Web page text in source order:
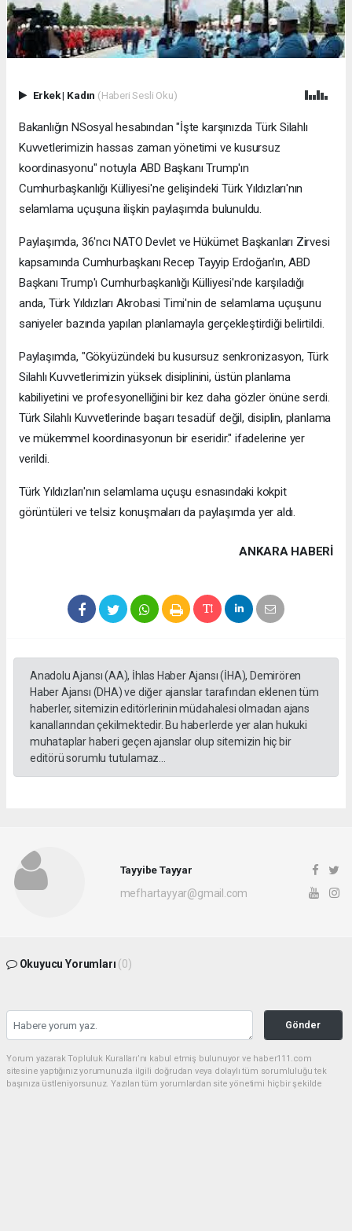
Erkek| Kadın (Haberi Sesli Oku)
Bakanlığın NSosyal hesabından "İşte karşınızda Türk Silahlı
Kuvvetlerimizin hassas zaman yönetimi ve kusursuz
koordinasyonu" notuyla ABD Başkanı Trump'ın
Cumhurbaşkanlığı Külliyesi'ne gelişindeki Türk Yıldızları'nın
selamlama uçuşuna ilişkin paylaşımda bulunuldu.
Paylaşımda, 36'ncı NATO Devlet ve Hükümet Başkanları Zirvesi
kapsamında Cumhurbaşkanı Recep Tayyip Erdoğan'ın, ABD
Başkanı Trump'ı Cumhurbaşkanlığı Külliyesi'nde karşıladığı
anda, Türk Yıldızları Akrobasi Timi'nin de selamlama uçuşunu
saniyeler bazında yapılan planlamayla gerçekleştirdiği belirtildi.
Paylaşımda, "Gökyüzündeki bu kusursuz senkronizasyon, Türk
Silahlı Kuvvetlerimizin yüksek disiplinini, üstün planlama
kabiliyetini ve profesyonelliğini bir kez daha gözler önüne serdi.
Türk Silahlı Kuvvetlerinde başarı tesadüf değil, disiplin, planlama
ve mükemmel koordinasyonun bir eseridir." ifadelerine yer
verildi.
Türk Yıldızları'nın selamlama uçuşu esnasındaki kokpit
görüntüleri ve telsiz konuşmaları da paylaşımda yer aldı.
ANKARA HABERİ
Anadolu Ajansı (AA), İhlas Haber Ajansı (İHA), Demirören
Haber Ajansı (DHA) ve diğer ajanslar tarafından eklenen tüm
haberler, sitemizin editörlerinin müdahalesi olmadan ajans
kanallarından çekilmektedir. Bu haberlerde yer alan hukuki
muhataplar haberi geçen ajanslar olup sitemizin hiç bir
editörü sorumlu tutulamaz...
Tayyibe Tayyar
mefhartayyar@gmail.com
Okuyucu Yorumları (0)
Gönder
Yorum yazarak Topluluk Kuralları’nı kabul etmiş bulunuyor ve haber111.com
sitesine yaptığınız yorumunuzla ilgili doğrudan veya dolaylı tüm sorumluluğu tek
başınıza üstleniyorsunuz. Yazılan tüm yorumlardan site yönetimi hiçbir şekilde